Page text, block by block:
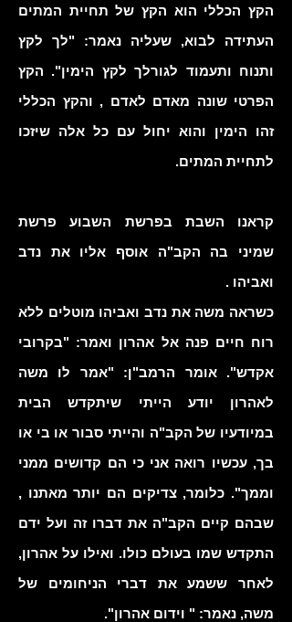
הקץ הכללי הוא הקץ של תחיית המתים
העתידה לבוא, שעליה נאמר: "לך לקץ
ותנוח ותעמוד לגורלך לקץ הימין". הקץ
הפרטי שונה מאדם לאדם , והקץ הכללי
זהו הימין והוא יחול עם כל אלה שיזכו
לתחיית המתים.
קראנו השבת בפרשת השבוע פרשת
שמיני בה הקב"ה אוסף אליו את נדב
ואביהו .
כשראה משה את נדב ואביהו מוטלים ללא
רוח חיים פנה אל אהרון ואמר: "בקרובי
אקדש". אומר הרמב"ן: "אמר לו משה
לאהרון יודע הייתי שיתקדש הבית
במיודעיו של הקב"ה והייתי סבור או בי או
בך, עכשיו רואה אני כי הם קדושים ממני
וממך". כלומר, צדיקים הם יותר מאתנו ,
שבהם קיים הקב"ה את דברו זה ועל ידם
התקדש שמו בעולם כולו. ואילו על אהרון,
לאחר ששמע את דברי הניחומים של
משה, נאמר: " וידום אהרון".